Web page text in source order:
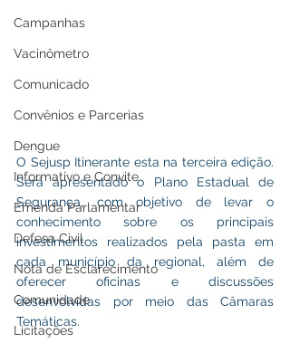
Campanhas
Vacinômetro
Comunicado
Convênios e Parcerias
Dengue
Informativo e Convite
Emenda Parlamentar
Defesa Civil
Nota de Esclarecimento
Comunidade
Licitações
O Sejusp Itinerante esta na terceira edição.
Será apresentado o Plano Estadual de
Segurança, com objetivo de levar o
conhecimento sobre os principais
investimentos realizados pela pasta em
cada município da regional, além de
oferecer oficinas e discussões
desenvolvidas por meio das Câmaras
Temáticas.